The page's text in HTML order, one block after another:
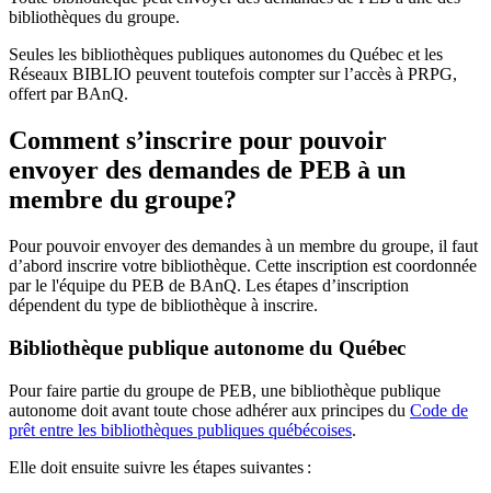
bibliothèques du groupe.
Seules les bibliothèques publiques autonomes du Québec et les
Réseaux BIBLIO peuvent toutefois compter sur l’accès à PRPG,
offert par BAnQ.
Comment s’inscrire pour pouvoir
envoyer des demandes de PEB à un
membre du groupe?
Pour pouvoir envoyer des demandes à un membre du groupe, il faut
d’abord inscrire votre bibliothèque. Cette inscription est coordonnée
par le l'équipe du PEB de BAnQ. Les étapes d’inscription
dépendent du type de bibliothèque à inscrire.
Bibliothèque publique autonome du Québec
Pour faire partie du groupe de PEB, une bibliothèque publique
autonome doit avant toute chose adhérer aux principes du Code de
prêt entre les bibliothèques publiques québécoises.
Elle doit ensuite suivre les étapes suivantes :